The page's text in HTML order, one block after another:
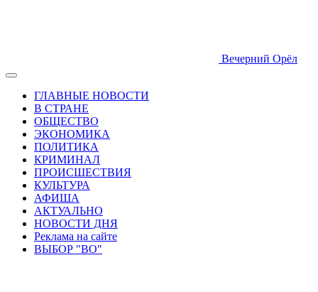
Вечерний Орёл
ГЛАВНЫЕ НОВОСТИ
В СТРАНЕ
ОБЩЕСТВО
ЭКОНОМИКА
ПОЛИТИКА
КРИМИНАЛ
ПРОИСШЕСТВИЯ
КУЛЬТУРА
АФИША
АКТУАЛЬНО
НОВОСТИ ДНЯ
Реклама на сайте
ВЫБОР "ВО"